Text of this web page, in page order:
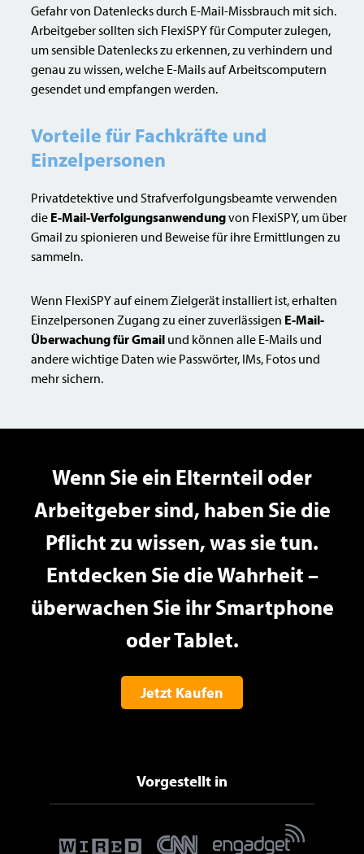
Gefahr von Datenlecks durch E-Mail-Missbrauch mit sich.
Arbeitgeber sollten sich FlexiSPY für Computer zulegen,
um sensible Datenlecks zu erkennen, zu verhindern und
genau zu wissen, welche E-Mails auf Arbeitscomputern
gesendet und empfangen werden.
Vorteile für Fachkräfte und
Einzelpersonen
Privatdetektive und Strafverfolgungsbeamte verwenden
die E-Mail-Verfolgungsanwendungvon FlexiSPY, um über
Gmail zu spionieren und Beweise für ihre Ermittlungen zu
sammeln.
Wenn FlexiSPY auf einem Zielgerät installiert ist, erhalten
Einzelpersonen Zugang zu einer zuverlässigen E-Mail-
Überwachung für Gmail und können alle E-Mails und
andere wichtige Daten wie Passwörter, IMs, Fotos und
mehr sichern.
Wenn Sie ein Elternteil oder
Arbeitgeber sind, haben Sie die
Pflicht zu wissen, was sie tun.
Entdecken Sie die Wahrheit –
überwachen Sie ihr Smartphone
oder Tablet.
Jetzt Kaufen
Vorgestellt in